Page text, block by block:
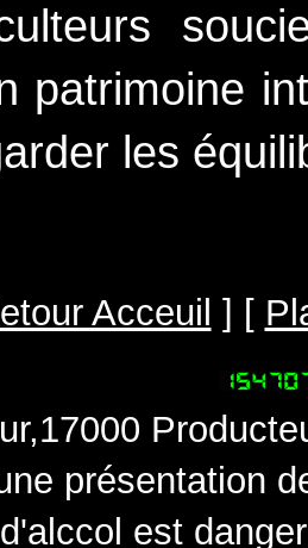
patrimoine
les
Acceuil ] [
présentation
est